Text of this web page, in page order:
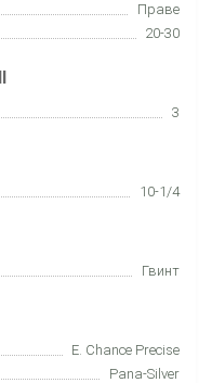
Праве
20-30
3
10-1/4
Гвинт
E. Chance Precise
Pana-Silver